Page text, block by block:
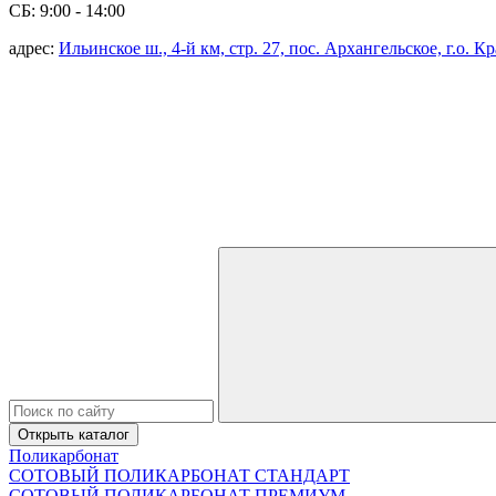
СБ: 9:00 - 14:00
адрес: Ильинское ш., 4-й км, стр. 27, пос. Архангельское, г.о.
Открыть каталог
Поликарбонат
СОТОВЫЙ ПОЛИКАРБОНАТ СТАНДАРТ